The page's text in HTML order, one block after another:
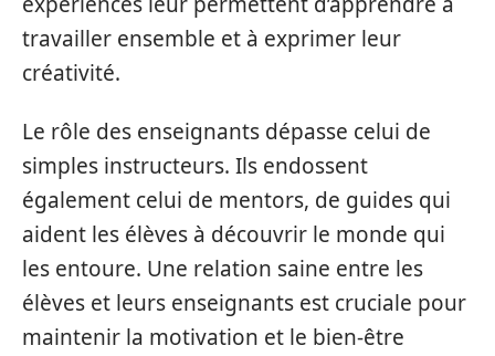
travailler ensemble et à exprimer leur
créativité.
Le rôle des enseignants dépasse celui de
simples instructeurs. Ils endossent
également celui de mentors, de guides qui
aident les élèves à découvrir le monde qui
les entoure. Une relation saine entre les
élèves et leurs enseignants est cruciale pour
maintenir la motivation et le bien-être